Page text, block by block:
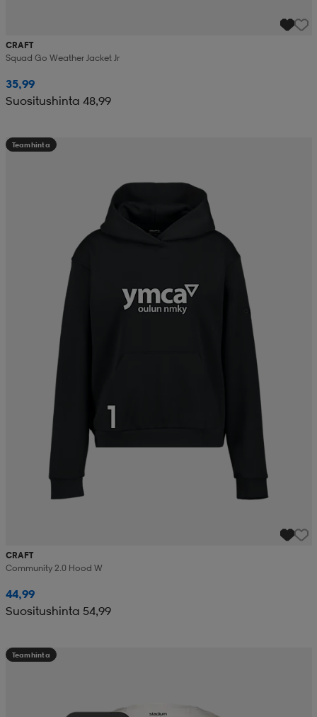
CRAFT
Squad Go Weather Jacket Jr
35,99
Suositushinta 48,99
Teamhinta
CRAFT
Community 2.0 Hood W
44,99
Suositushinta 54,99
Teamhinta